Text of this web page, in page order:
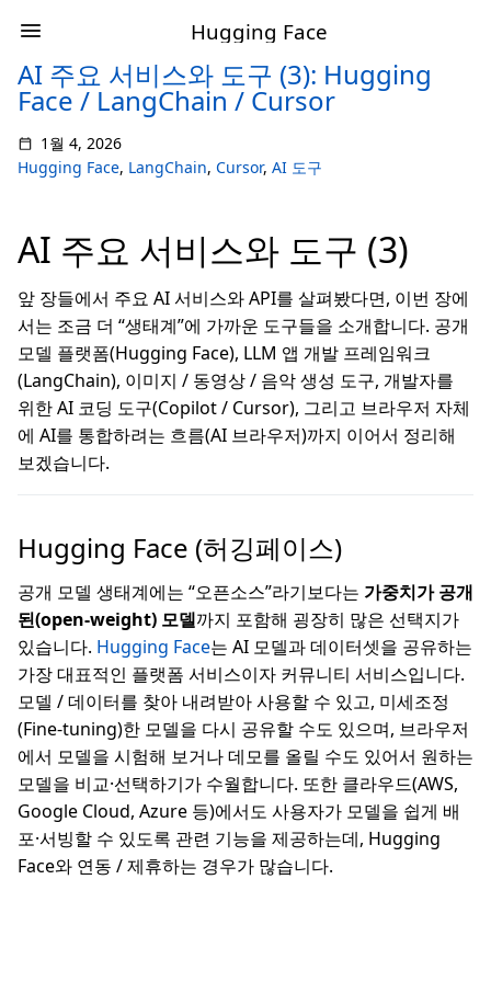
Hugging Face
AI 주요 서비스와 도구 (3): Hugging
Face / LangChain / Cursor
1월 4, 2026
Hugging Face, LangChain, Cursor, AI 도구
AI 주요 서비스와 도구 (3)
앞 장들에서 주요 AI 서비스와 API를 살펴봤다면, 이번 장에
서는 조금 더 “생태계”에 가까운 도구들을 소개합니다. 공개
모델 플랫폼(Hugging Face), LLM 앱 개발 프레임워크
(LangChain), 이미지 / 동영상 / 음악 생성 도구, 개발자를
위한 AI 코딩 도구(Copilot / Cursor), 그리고 브라우저 자체
에 AI를 통합하려는 흐름(AI 브라우저)까지 이어서 정리해
보겠습니다.
Hugging Face (허깅페이스)
공개 모델 생태계에는 “오픈소스”라기보다는 가중치가 공개
된(open-weight) 모델까지 포함해 굉장히 많은 선택지가
있습니다. Hugging Face는 AI 모델과 데이터셋을 공유하는
가장 대표적인 플랫폼 서비스이자 커뮤니티 서비스입니다.
모델 / 데이터를 찾아 내려받아 사용할 수 있고, 미세조정
(Fine-tuning)한 모델을 다시 공유할 수도 있으며, 브라우저
에서 모델을 시험해 보거나 데모를 올릴 수도 있어서 원하는
모델을 비교·선택하기가 수월합니다. 또한 클라우드(AWS,
Google Cloud, Azure 등)에서도 사용자가 모델을 쉽게 배
포·서빙할 수 있도록 관련 기능을 제공하는데, Hugging
Face와 연동 / 제휴하는 경우가 많습니다.